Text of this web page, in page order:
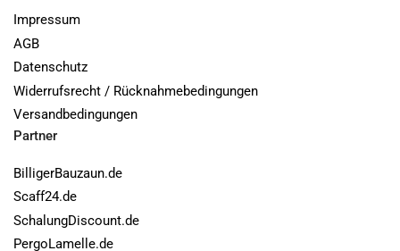
Impressum
AGB
Datenschutz
Widerrufsrecht / Rücknahmebedingungen
Versandbedingungen
Partner
BilligerBauzaun.de
Scaff24.de
SchalungDiscount.de
PergoLamelle.de